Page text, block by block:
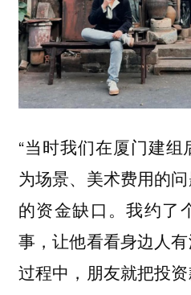
“当时我们在厦门建
为场景、美术费用的
的资金缺口。我约了
事，让他看看身边人
过程中，朋友就把投